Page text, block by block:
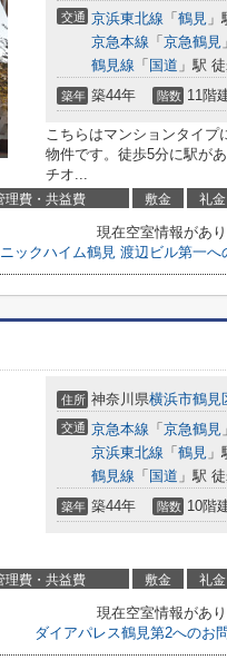
交通 京浜東北線 「 鶴見
京急本線 「 京急鶴見
鶴見線 「 国道 」駅
築年 築44年 階数 11階
こちらはマンションタイプ
物件です。徒歩5分に駅が
チオ...
理費・共益費 敷金 礼金
現在空室情報があり
ニックハイム鶴見 渡辺ビル第一へ
住所 神奈川県横浜市鶴見
交通 京急本線 「 京急鶴見
京浜東北線 「 鶴見
鶴見線 「 国道 」駅
築年 築44年 階数 10階
理費・共益費 敷金 礼金
現在空室情報があり
ダイアパレス鶴見第2へのお